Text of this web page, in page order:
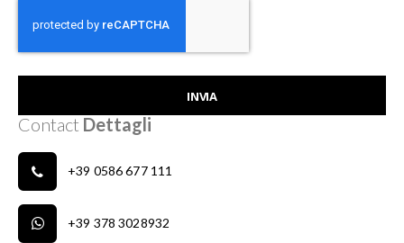
INVIA
Contact Dettagli
+39 0586 677 111
+39 378 3028932